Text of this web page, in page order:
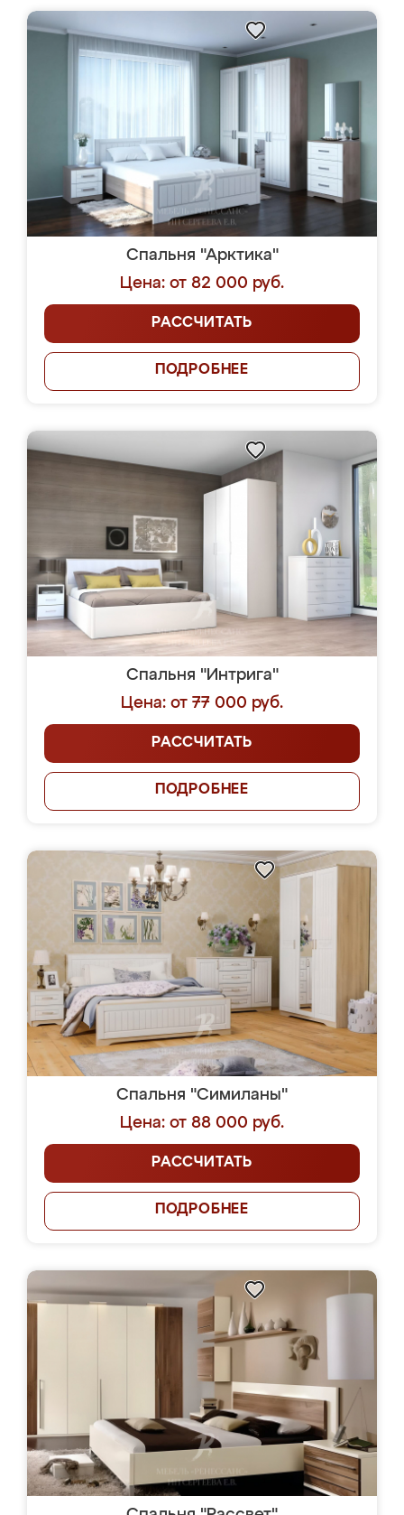
Спальня "Арктика"
Цена: от 82 000 руб.
РАССЧИТАТЬ
ПОДРОБНЕЕ
Спальня "Интрига"
Цена: от 77 000 руб.
РАССЧИТАТЬ
ПОДРОБНЕЕ
Спальня "Симиланы"
Цена: от 88 000 руб.
РАССЧИТАТЬ
ПОДРОБНЕЕ